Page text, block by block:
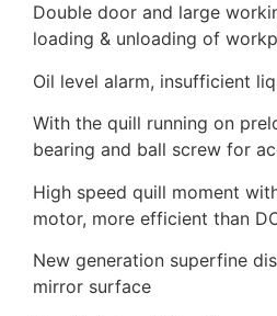
Double door and large
loading & unloading of
Oil level alarm, insufficient
With the quill running on
bearing and ball screw for
High speed quill moment
motor, more efficient than
New generation superfine
mirror surface